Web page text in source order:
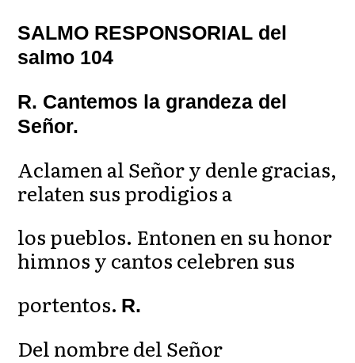
SALMO RESPONSORIAL del
salmo 104
R. Cantemos la grandeza del
Señor.
Aclamen al Señor y denle gracias,
relaten sus prodigios a
los pueblos. Entonen en su honor
himnos y cantos celebren sus
portentos. R.
Del nombre del Señor